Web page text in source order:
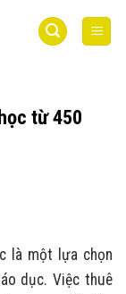
từ 450
là một lựa chọn
dục. Việc thuê